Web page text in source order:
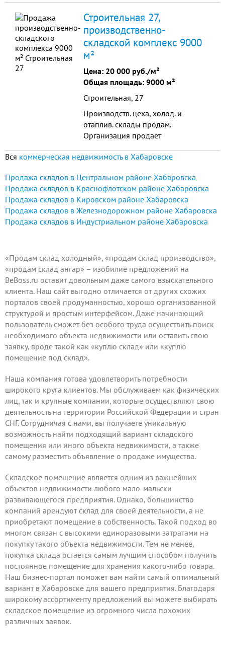
возможность свободной
планировки...
Строительная 27,
производственно-
складской комплекс 9000
м²
Цена: 20 000 руб./м²
Общая площадь: 9000 м²
Строительная, 27
Производств. цеха, холод. и
отаплив. склады продам.
Организация продает
и отапливаемые склады, офисные
Вся коммерческая недвижимость в Хабаровске
Продажа складов в Центральном районе Хабаровска
Продажа складов в Краснофлотском районе Хабаровска
Продажа складов в Кировском районе Хабаровска
Продажа складов в Железнодорожном районе Хабаровска
Продажа складов в Индустриальном районе Хабаровска
«Продам склад холодный», «продам склад производство»,
«продам склад ангар» – изобилие предложений на
BeBoss.ru оставит довольным даже самого взыскательного
клиента. Наш сайт выгодно отличается от других схожих
порталов своей продуманностью, хорошо организованной
структурой и простым интерфейсом. Даже начинающий
пользователь сможет без особого труда осуществить поиск
необходимого объекта недвижимости или оставить свою
заявку, вроде такой как «куплю склад» или «куплю
помещение под склад».
Наша компания готова удовлетворить потребности
широкого круга клиентов. Мы обслуживаем как физических
лиц, так и крупные компании, которые осуществляют свою
деятельность на территории Российской Федерации и стран
СНГ. Сотрудничая с нами, вы получаете уникальную
возможность найти подходящий вариант складского
помещения или иного объекта недвижимости, а также
самому разместить объявление о продаже имущества.
Складское помещение является одним из важнейших
объектов недвижимости любого мало-мальски
развивающегося предприятия. Однако, большинство
компаний арендуют склад для своей деятельности, а не
приобретают помещение в собственность. Такой подход во
многом связан с высокими единоразовыми затратами на
покупку такого объекта недвижимости. Тем не менее,
покупка склада остается самым лучшим способом получить
постоянное помещение для хранения какого-либо товара.
Наш бизнес-портал поможет вам найти самый оптимальный
вариант в Хабаровске для вашего предприятия. Благодаря
широкому ассортименту предложений вы можете выбирать
складское помещение из огромного числа похожих
различных заявок.